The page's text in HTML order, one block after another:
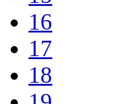
16
17
18